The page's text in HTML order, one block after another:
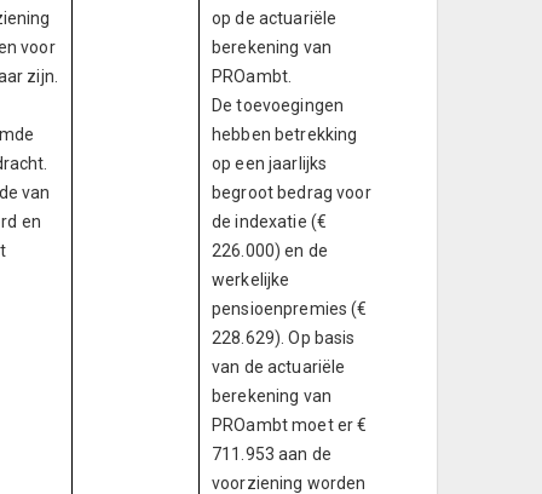
voor
zijn.
van
en
op de actuariële
berekening van
PROambt.
De toevoegingen
hebben betrekking
op een jaarlijks
begroot bedrag voor
de indexatie (€
226.000) en de
werkelijke
pensioenpremies (€
228.629). Op basis
van de actuariële
berekening van
PROambt moet er €
711.953 aan de
voorziening worden